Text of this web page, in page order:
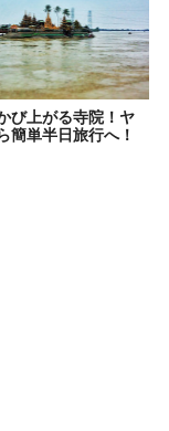
び上がる寺院！ヤ
簡単半日旅行へ！